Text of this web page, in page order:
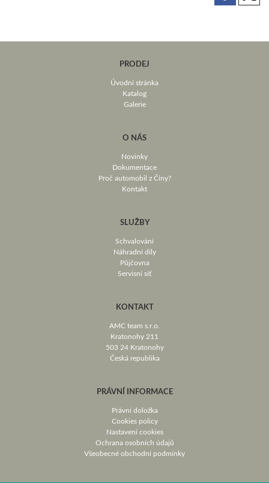
PRODEJ
Úvodní stránka
Katalog
Galerie
O NÁS
Novinky
Dokumentace
Proč automobil z Číny?
Kontakt
SLUŽBY
Schvalování
Náhradní díly
Půjčovna
Servisní síť
KONTAKT
AMC team s.r.o.
Kratonohy 211
503 24 Kratonohy
Česká republika
PRÁVNÍ INFORMACE
Právní doložka
Cookies policy
Nastavení cookies
Ochrana osobních údajů
Všeobecné obchodní podmínky